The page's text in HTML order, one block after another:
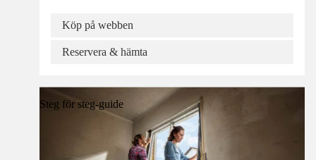
Köp på webben
Reservera & hämta
Steg för steg-guide